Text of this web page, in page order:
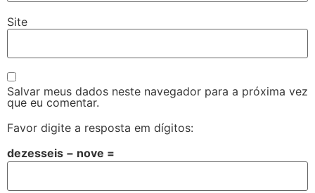
Site
Salvar meus dados neste navegador para a próxima vez
que eu comentar.
Favor digite a resposta em dígitos:
dezesseis − nove =